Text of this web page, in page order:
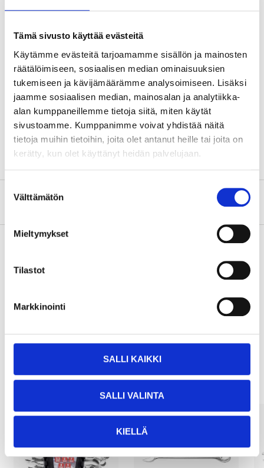
Tämä sivusto käyttää evästeitä
Käytämme evästeitä tarjoamamme sisällön ja mainosten
räätälöimiseen, sosiaalisen median ominaisuuksien
tukemiseen ja kävijämäärämme analysoimiseen. Lisäksi
jaamme sosiaalisen median, mainosalan ja analytiikka-
alan kumppaneillemme tietoja siitä, miten käytät
sivustoamme. Kumppanimme voivat yhdistää näitä
tietoja muihin tietoihin, joita olet antanut heille tai joita on
kerätty, kun olet käyttänyt heidän palvelujaan.
valinta
Välttämätön
Mieltymykset
Tilastot
Markkinointi
SALLI KAIKKI
SALLI VALINTA
KIELLÄ
Material
CrV-stål
Storlek
10–19 mm
Antal
9 st.
Standard
DIN3113B
Om tillverkaren
Andra kunder köpte också